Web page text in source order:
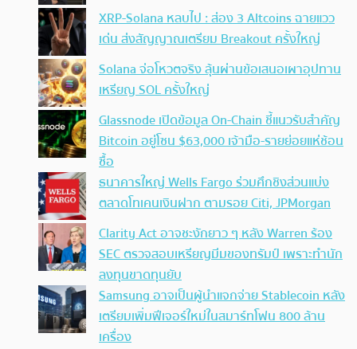
XRP-Solana หลบไป : ส่อง 3 Altcoins ฉายแวว
เด่น ส่งสัญญาณเตรียม Breakout ครั้งใหญ่
Solana จ่อโหวตจริง ลุ้นผ่านข้อเสนอเผาอุปทาน
เหรียญ SOL ครั้งใหญ่
Glassnode เปิดข้อมูล On-Chain ชี้แนวรับสำคัญ
Bitcoin อยู่โซน $63,000 เจ้ามือ-รายย่อยแห่ช้อน
ซื้อ
ธนาคารใหญ่ Wells Fargo ร่วมศึกชิงส่วนแบ่ง
ตลาดโทเคนเงินฝาก ตามรอย Citi, JPMorgan
Clarity Act อาจชะงักยาว ๆ หลัง Warren ร้อง
SEC ตรวจสอบเหรียญมีมของทรัมป์ เพราะทำนัก
ลงทุนขาดทุนยับ
Samsung อาจเป็นผู้นำแจกจ่าย Stablecoin หลัง
เตรียมเพิ่มฟีเจอร์ใหม่ในสมาร์ทโฟน 800 ล้าน
เครื่อง